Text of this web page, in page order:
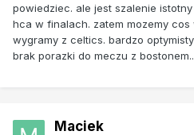
powiedziec. ale jest szalenie
hca w finalach. zatem mozemy
wygramy z celtics. bardzo
brak porazki do meczu z
Maciek